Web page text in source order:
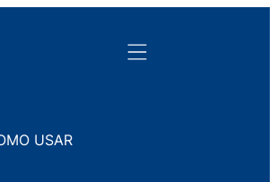
USAR